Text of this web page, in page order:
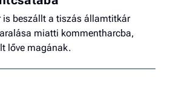
is beszállt a tiszás államtitkár
miatti kommentharcba,
lőve magának.